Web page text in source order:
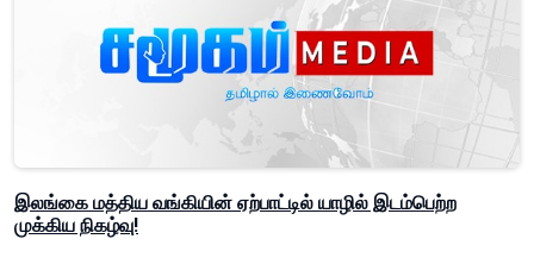
இலங்கை மத்திய வங்கியின் ஏற்பாட்டில் யாழில் இடம்பெற்ற
முக்கிய நிகழ்வு!